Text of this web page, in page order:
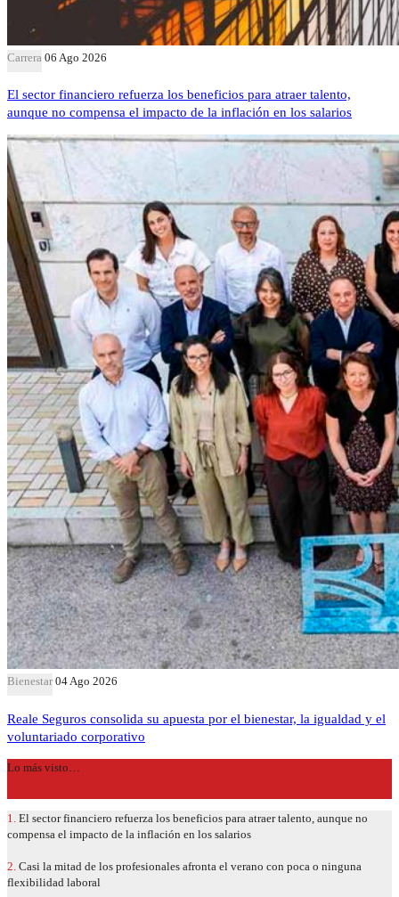
Carrera 06 Ago 2026
El sector financiero refuerza los beneficios para atraer talento,
aunque no compensa el impacto de la inflación en los salarios
Bienestar 04 Ago 2026
Reale Seguros consolida su apuesta por el bienestar, la igualdad y el
voluntariado corporativo
Lo más visto…
1. El sector financiero refuerza los beneficios para atraer talento, aunque no
compensa el impacto de la inflación en los salarios
2. Casi la mitad de los profesionales afronta el verano con poca o ninguna
flexibilidad laboral